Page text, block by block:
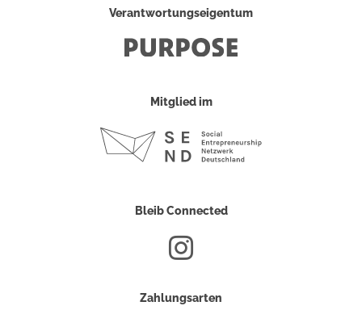
Verantwortungseigentum
Mitglied im
Bleib Connected
Zahlungsarten